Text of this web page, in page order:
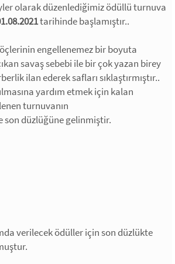
olarak düzenlediğimiz ödüllü turnuva
tarihinde başlamıştır..
engellenemez bir boyuta
savaş sebebi ile bir çok yazan birey
ilan ederek safları sıklaştırmıştır..
yardım etmek için kalan
turnuvanın
düzlüğüne gelinmiştir.
verilecek ödüller için son düzlükte